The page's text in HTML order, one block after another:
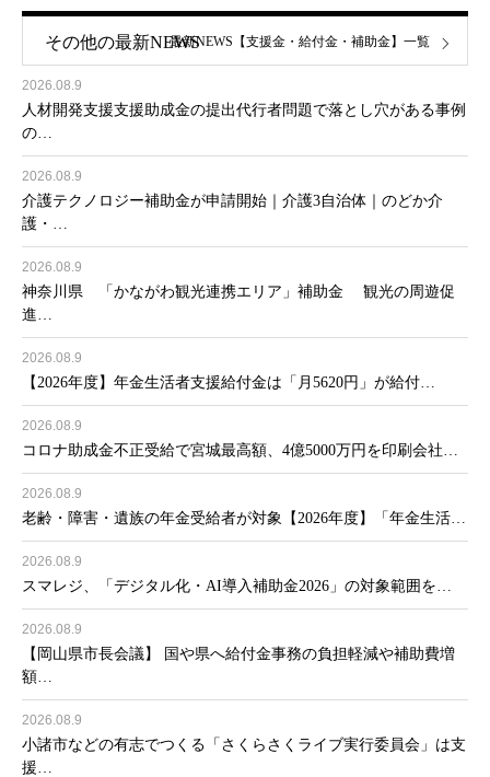
その他の最新NEWS
2026.08.9
人材開発支援支援助成金の提出代行者問題で落とし穴がある事例
の…
2026.08.9
介護テクノロジー補助金が申請開始｜介護3自治体｜のどか介
護・…
2026.08.9
神奈川県 「かながわ観光連携エリア」補助金 観光の周遊促
進…
2026.08.9
【2026年度】年金生活者支援給付金は「月5620円」が給付…
2026.08.9
コロナ助成金不正受給で宮城最高額、4億5000万円を印刷会社…
2026.08.9
老齢・障害・遺族の年金受給者が対象【2026年度】「年金生活…
2026.08.9
スマレジ、「デジタル化・AI導入補助金2026」の対象範囲を…
2026.08.9
【岡山県市長会議】 国や県へ給付金事務の負担軽減や補助費増
額…
2026.08.9
小諸市などの有志でつくる「さくらさくライブ実行委員会」は支
援…
最新NEWS【支援金・給付金・補助金】一覧